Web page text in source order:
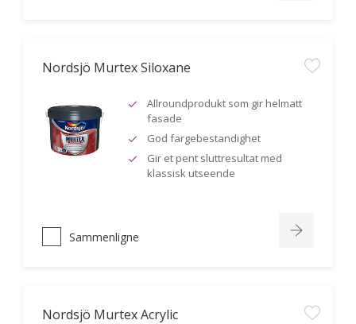
Nordsjö Murtex Siloxane
Allroundprodukt som gir helmatt
fasade
God fargebestandighet
Gir et pent sluttresultat med
klassisk utseende
Sammenligne
Nordsjö Murtex Acrylic